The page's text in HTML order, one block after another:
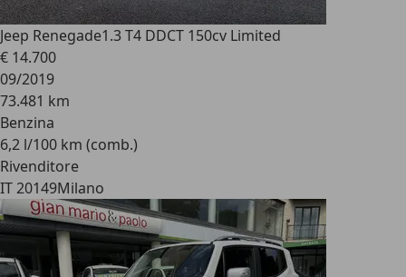
Jeep Renegade1.3 T4 DDCT 150cv Limited
€ 14.700
09/2019
73.481 km
Benzina
6,2 l/100 km (comb.)
Rivenditore
IT 20149Milano